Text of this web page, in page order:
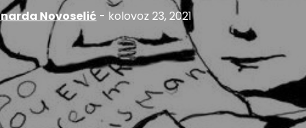
Novoselić - kolovoz 23, 2021